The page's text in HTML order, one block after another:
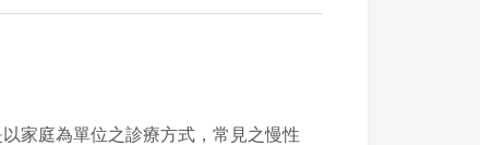
家庭為單位之診療方式，常見之慢性